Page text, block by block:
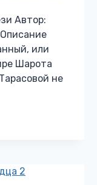
Автор:
или
Шарота
не